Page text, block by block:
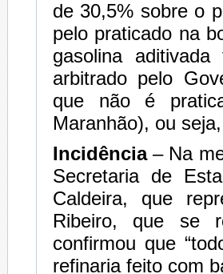
de 30,5% sobre o
pelo praticado na
gasolina
arbitrado pelo
que não é
Maranhão), ou
Incidência– Na
Secretaria de
Caldeira, que
Ribeiro, que se
confirmou que
refinaria feito com